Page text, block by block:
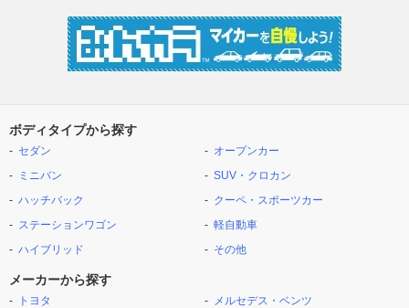
ボディタイプから探す
セダン
ミニバン
ハッチバック
ステーションワゴン
ハイブリッド
オープンカー
SUV・クロカン
クーペ・スポーツカー
軽自動車
その他
メーカーから探す
トヨタ
メルセデス・ベンツ